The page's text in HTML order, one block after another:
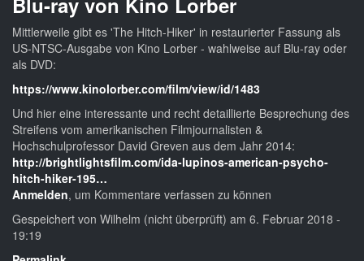
Mittlerweile gibt es 'The Hitch-Hiker' in restaurierter Fassung als
US-NTSC-Ausgabe von Kino Lorber - wahlweise auf Blu-ray oder
als DVD:
https://www.kinolorber.com/film/view/id/1483
Und hier eine interessante und recht detaillierte Besprechung des
Streifens vom amerikanischen Filmjournalisten &
Hochschulprofessor David Greven aus dem Jahr 2014:
http://brightlightsfilm.com/ida-lupinos-american-psycho-
hitch-hiker-195…
Anmelden, um Kommentare verfassen zu können
Gespeichert von Wilhelm (nicht überprüft) am 6. Februar 2018 -
19:19